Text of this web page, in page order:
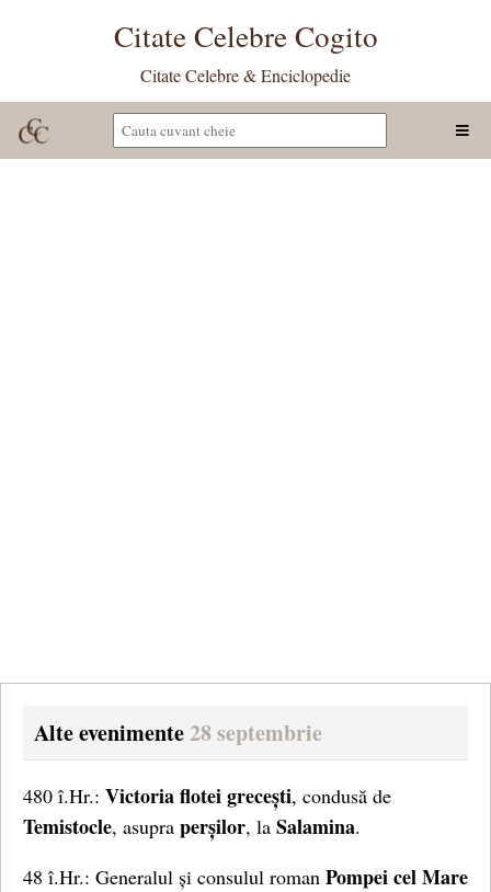
Citate Celebre Cogito
Citate Celebre & Enciclopedie
Alte evenimente28 septembrie
480 î.Hr.: Victoria flotei grecești, condusă de
Temistocle, asupra perșilor, la Salamina.
48 î.Hr.: Generalul și consulul roman Pompei cel Mare